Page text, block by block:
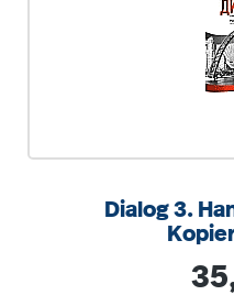
Dialog 3.